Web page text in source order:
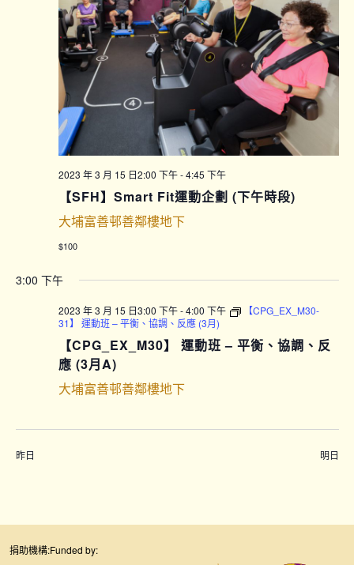
2023 年 3 月 15 日2:00 下午-4:45 下午
【SFH】Smart Fit運動企劃 (下午時段)
大埔富善邨善鄰樓地下
$100
3:00 下午
2023 年 3 月 15 日3:00 下午-4:00 下午
【CPG_EX_M30-
31】 運動班 – 平衡、協調、反應 (3月)
【CPG_EX_M30】 運動班 – 平衡、協調、反
應 (3月A)
大埔富善邨善鄰樓地下
昨日 明日
捐助機構:Funded by: